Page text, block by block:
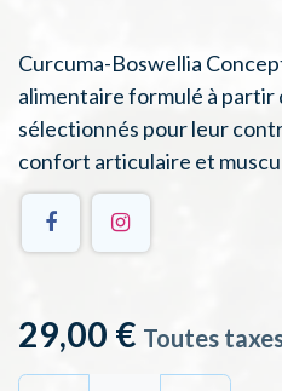
Curcuma-Boswellia
alimentaire formulé à partir
sélectionnés pour leur
confort articulaire et
29,00 € Toutes